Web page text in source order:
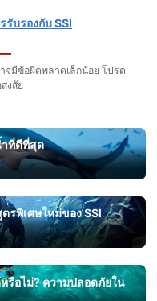
บรองกับ SSI
มีข้อผิดพลาดเล็กน้อย โปรด
งสัย
ที่ดีที่สุด
รพิเศษใหม่ของ SSI
รือไม่? ความปลอดภัยใน